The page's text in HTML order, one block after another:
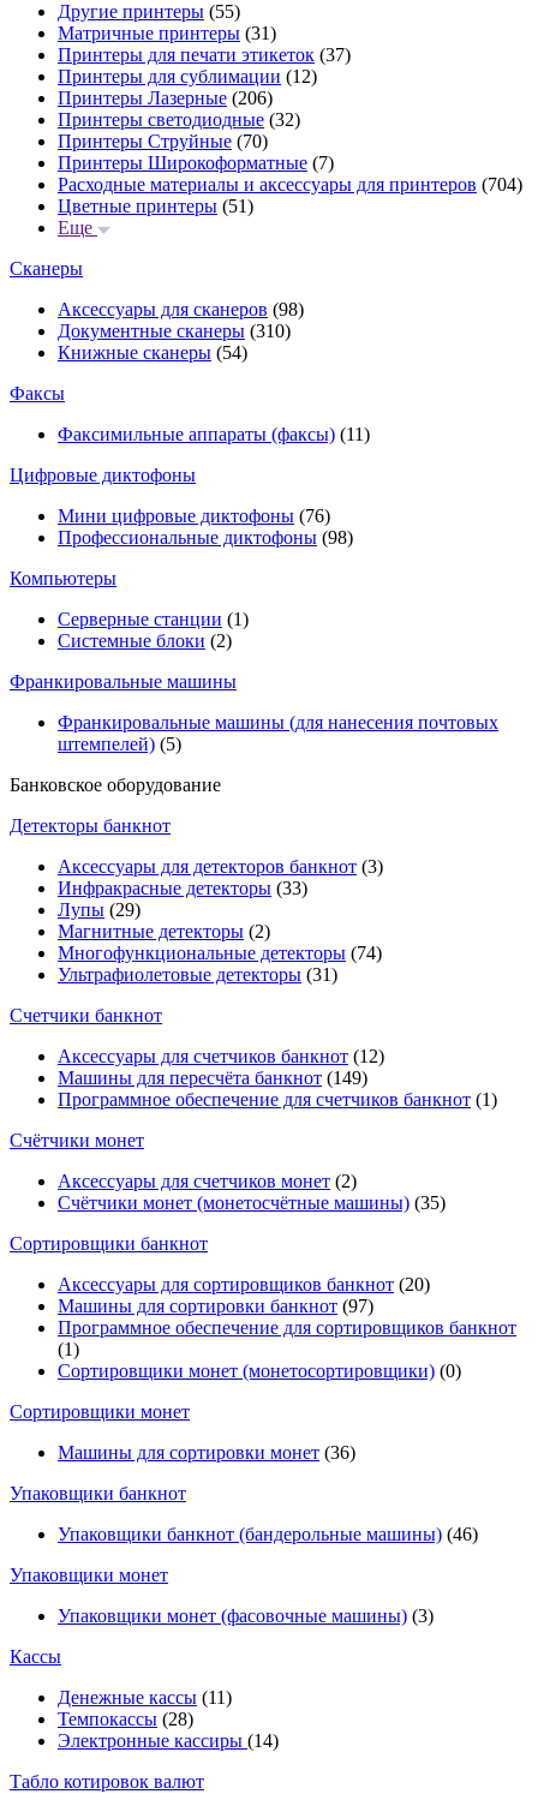
Другие принтеры (55)
Матричные принтеры (31)
Принтеры для печати этикеток (37)
Принтеры для сублимации (12)
Принтеры Лазерные (206)
Принтеры светодиодные (32)
Принтеры Струйные (70)
Принтеры Широкоформатные (7)
Расходные материалы и аксессуары для принтеров (704)
Цветные принтеры (51)
Еще
Сканеры
Аксессуары для сканеров (98)
Документные сканеры (310)
Книжные сканеры (54)
Факсы
Факсимильные аппараты (факсы) (11)
Цифровые диктофоны
Мини цифровые диктофоны (76)
Профессиональные диктофоны (98)
Компьютеры
Серверные станции (1)
Системные блоки (2)
Франкировальные машины
Франкировальные машины (для нанесения почтовых
штемпелей) (5)
Банковское оборудование
Детекторы банкнот
Аксессуары для детекторов банкнот (3)
Инфракрасные детекторы (33)
Лупы (29)
Магнитные детекторы (2)
Многофункциональные детекторы (74)
Ультрафиолетовые детекторы (31)
Счетчики банкнот
Аксессуары для счетчиков банкнот (12)
Машины для пересчёта банкнот (149)
Программное обеспечение для счетчиков банкнот (1)
Счётчики монет
Аксессуары для счетчиков монет (2)
Счётчики монет (монетосчётные машины) (35)
Cортировщики банкнот
Аксессуары для сортировщиков банкнот (20)
Машины для сортировки банкнот (97)
Программное обеспечение для сортировщиков банкнот
(1)
Сортировщики монет (монетосортировщики) (0)
Сортировщики монет
Машины для сортировки монет (36)
Упаковщики банкнот
Упаковщики банкнот (бандерольные машины) (46)
Упаковщики монет
Упаковщики монет (фасовочные машины) (3)
Кассы
Денежные кассы (11)
Темпокассы (28)
Электронные кассиры (14)
Табло котировок валют